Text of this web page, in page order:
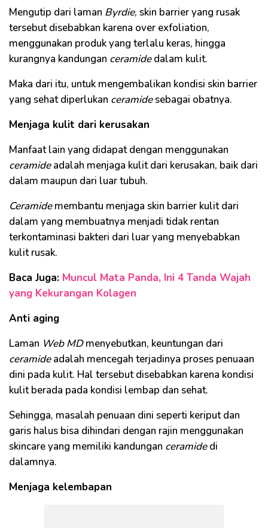
Mengutip dari laman Byrdie, skin barrier yang rusak
tersebut disebabkan karena over exfoliation,
menggunakan produk yang terlalu keras, hingga
kurangnya kandungan ceramidedalam kulit.
Maka dari itu, untuk mengembalikan kondisi skin barrier
yang sehat diperlukan ceramidesebagai obatnya.
Menjaga kulit dari kerusakan
Manfaat lain yang didapat dengan menggunakan
ceramideadalah menjaga kulit dari kerusakan, baik dari
dalam maupun dari luar tubuh.
Ceramidemembantu menjaga skin barrier kulit dari
dalam yang membuatnya menjadi tidak rentan
terkontaminasi bakteri dari luar yang menyebabkan
kulit rusak.
Baca Juga: Muncul Mata Panda, Ini 4 Tanda Wajah
yang Kekurangan Kolagen
Anti aging
Laman Web MDmenyebutkan, keuntungan dari
ceramideadalah mencegah terjadinya proses penuaan
dini pada kulit. Hal tersebut disebabkan karena kondisi
kulit berada pada kondisi lembap dan sehat.
Sehingga, masalah penuaan dini seperti keriput dan
garis halus bisa dihindari dengan rajin menggunakan
skincare yang memiliki kandungan ceramidedi
dalamnya.
Menjaga kelembapan